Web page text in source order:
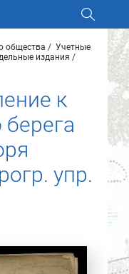
общества
Учетные
издания
к
упр.